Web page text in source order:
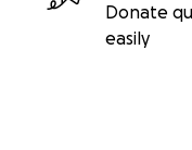
Donate
easily